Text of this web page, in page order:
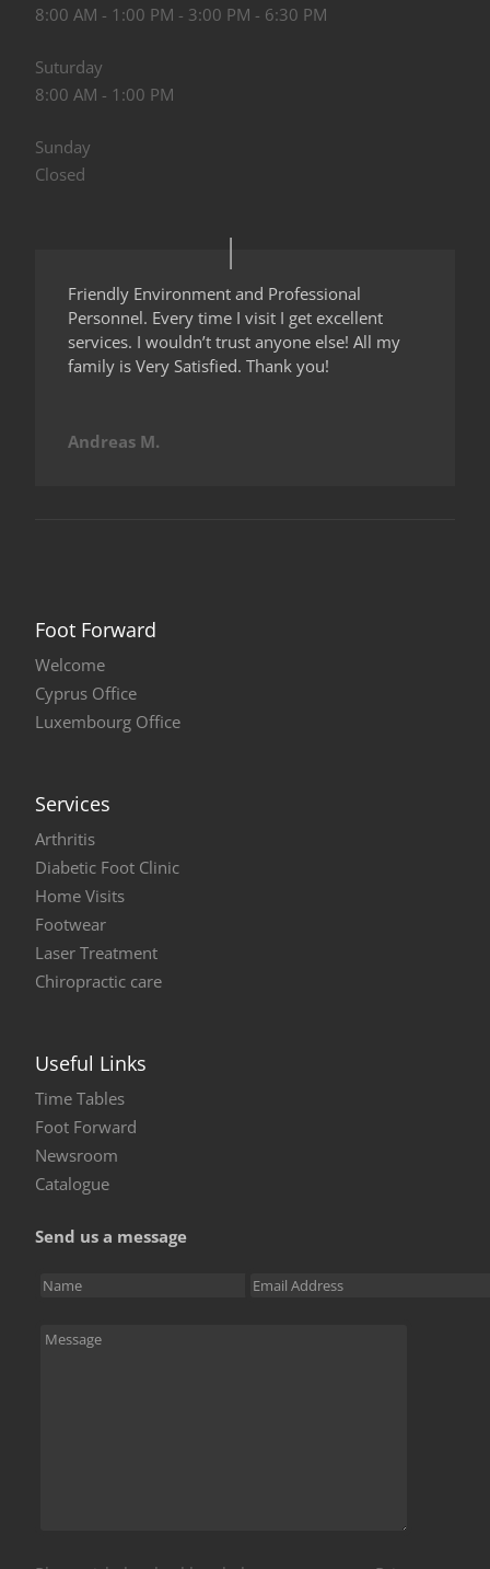
8:00 AM - 1:00 PM - 3:00 PM - 6:30 PM
Suturday
8:00 AM - 1:00 PM
Sunday
Closed
Friendly Environment and Professional
Personnel. Every time I visit I get excellent
services. I wouldn’t trust anyone else! All my
family is Very Satisfied. Thank you!
Andreas M.
Foot Forward
Welcome
Cyprus Office
Luxembourg Office
Services
Arthritis
Diabetic Foot Clinic
Home Visits
Footwear
Laser Treatment
Chiropractic care
Useful Links
Time Tables
Foot Forward
Newsroom
Catalogue
Send us a message